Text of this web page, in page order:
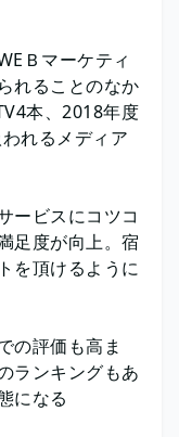
Ｂマーケティ
れることのなか
本、2018年度
れるメディア
ービスにコツコ
足度が向上。宿
を頂けるように
の評価も高ま
ランキングもあ
になる